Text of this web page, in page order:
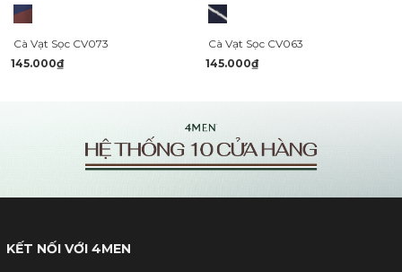
Cà Vạt Sọc CV073
145.000₫
Cà Vạt Sọc CV063
145.000₫
KẾT NỐI VỚI 4MEN